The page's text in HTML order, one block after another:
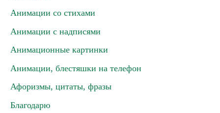
Анимации со стихами
Анимации с надписями
Анимационные картинки
Анимации, блестяшки на телефон
Афоризмы, цитаты, фразы
Благодарю